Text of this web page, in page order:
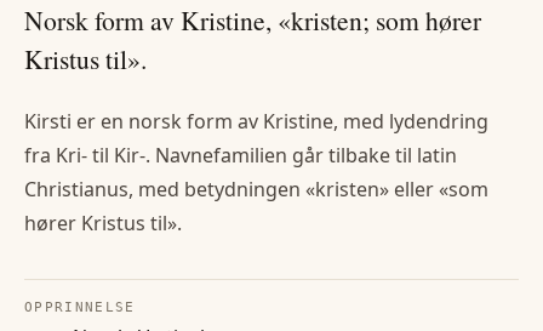
Norsk form av Kristine, «kristen; som hører
Kristus til».
Kirsti er en norsk form av Kristine, med lydendring
fra Kri- til Kir-. Navnefamilien går tilbake til latin
Christianus, med betydningen «kristen» eller «som
hører Kristus til».
OPPRINNELSE